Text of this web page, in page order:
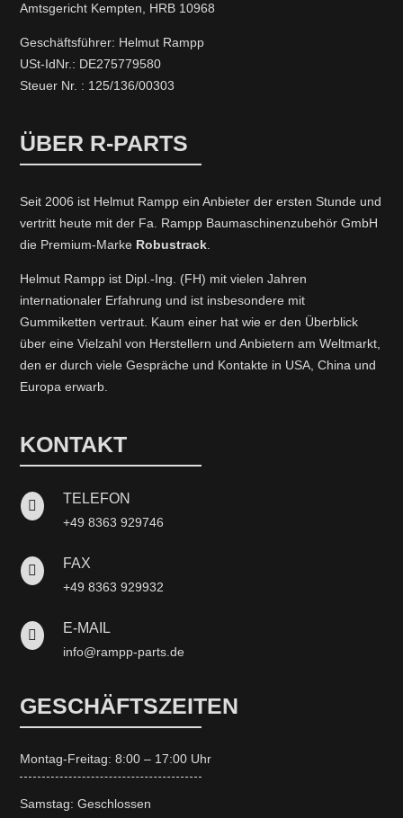
Amtsgericht Kempten, HRB 10968
Geschäftsführer: Helmut Rampp
USt-IdNr.: DE275779580
Steuer Nr. : 125/136/00303
ÜBER R-PARTS
Seit 2006 ist Helmut Rampp ein An­bieter der ersten Stunde und
vertritt heute mit der Fa. Rampp Baumaschinenzubehör GmbH
die Premium-Marke Robustrack.
Helmut Rampp ist Dipl.-Ing. (FH) mit vielen Jahren
internationaler Erfahrung und ist insbesondere mit
Gummiketten vertraut. Kaum einer hat wie er den Überblick
über eine Vielzahl von Herstellern und Anbietern am Weltmarkt,
den er durch viele Gespräche und Kontakte in USA, China und
Europa erwarb.
KONTAKT
 TELEFON
+49 8363 929746
 FAX
+49 8363 929932
 E-MAIL
info@rampp-parts.de
GESCHÄFTSZEITEN
Montag-Freitag: 8:00 – 17:00 Uhr
Samstag: Geschlossen